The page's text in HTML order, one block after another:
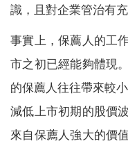
識，且對企業管治有充
事實上，保薦人的工
市之初已經能夠體現
的保薦人往往帶來較
減低上市初期的股價
來自保薦人強大的價